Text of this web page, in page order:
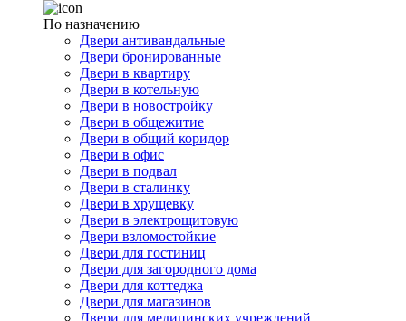
По назначению
Двери антивандальные
Двери бронированные
Двери в квартиру
Двери в котельную
Двери в новостройку
Двери в общежитие
Двери в общий коридор
Двери в офис
Двери в подвал
Двери в сталинку
Двери в хрущевку
Двери в электрощитовую
Двери взломостойкие
Двери для гостиниц
Двери для загородного дома
Двери для коттеджа
Двери для магазинов
Двери для медицинских учреждений